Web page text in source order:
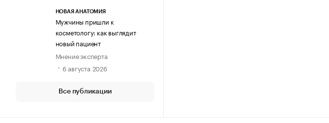
НОВАЯ АНАТОМИЯ
Мужчины пришли к
косметологу: как выглядит
новый пациент
Мнение эксперта
6 августа 2026
Все публикации